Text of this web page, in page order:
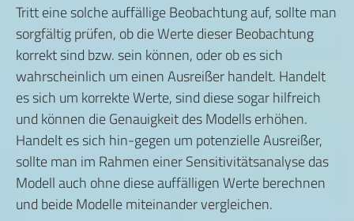
Tritt eine solche auffällige Beobachtung auf, sollte man
sorgfältig prüfen, ob die Werte dieser Beobachtung
korrekt sind bzw. sein können, oder ob es sich
wahrscheinlich um einen Ausreißer handelt. Handelt
es sich um korrekte Werte, sind diese sogar hilfreich
und können die Genauigkeit des Modells erhöhen.
Handelt es sich hin-gegen um potenzielle Ausreißer,
sollte man im Rahmen einer Sensitivitätsanalyse das
Modell auch ohne diese auffälligen Werte berechnen
und beide Modelle miteinander vergleichen.